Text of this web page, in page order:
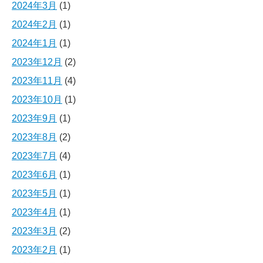
2024年3月 (1)
2024年2月 (1)
2024年1月 (1)
2023年12月 (2)
2023年11月 (4)
2023年10月 (1)
2023年9月 (1)
2023年8月 (2)
2023年7月 (4)
2023年6月 (1)
2023年5月 (1)
2023年4月 (1)
2023年3月 (2)
2023年2月 (1)